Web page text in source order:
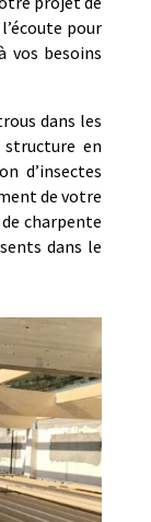
pour
vos besoins
dans les
en
d’insectes
de votre
charpente
dans le